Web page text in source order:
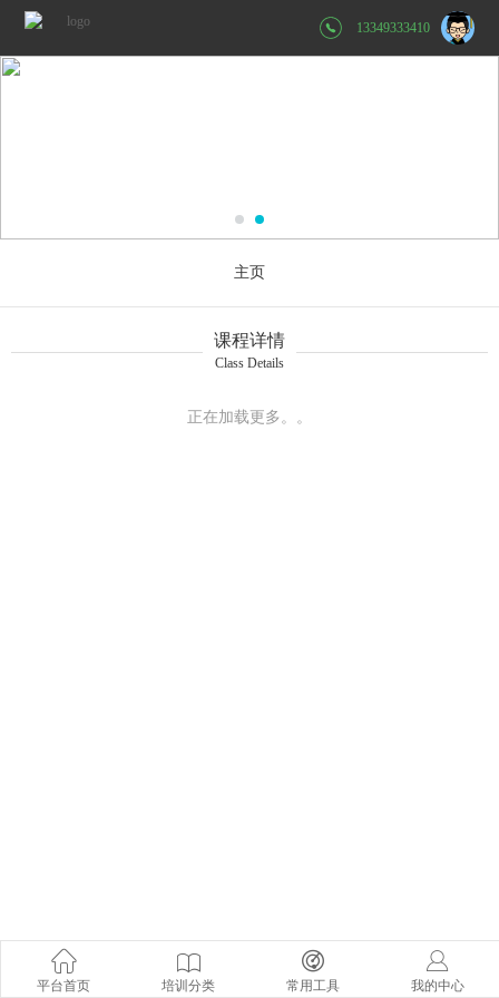
13349333410
主页
课程详情
Class Details
正在加载更多。。
平台首页 培训分类 常用工具 我的中心